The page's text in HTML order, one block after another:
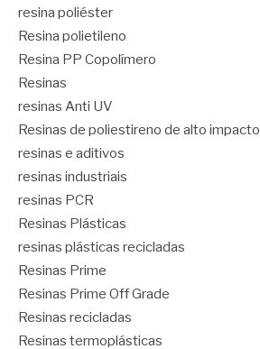
resina poliéster
Resina polietileno
Resina PP Copolímero
Resinas
resinas Anti UV
Resinas de poliestireno de alto impacto
resinas e aditivos
resinas industriais
resinas PCR
Resinas Plásticas
resinas plásticas recicladas
Resinas Prime
Resinas Prime Off Grade
Resinas recicladas
Resinas termoplásticas